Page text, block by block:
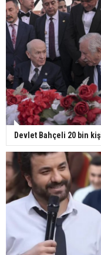
Devlet Bahçeli 20 bin